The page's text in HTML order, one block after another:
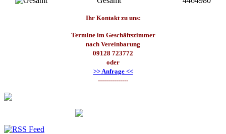
Ihr Kontakt zu uns:
Termine im Geschäftszimmer
nach Vereinbarung
09128 723772
oder
>> Anfrage <<
---------------